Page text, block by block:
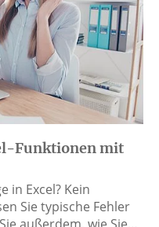
Funktionen mit
in Excel? Kein
Sie typische Fehler